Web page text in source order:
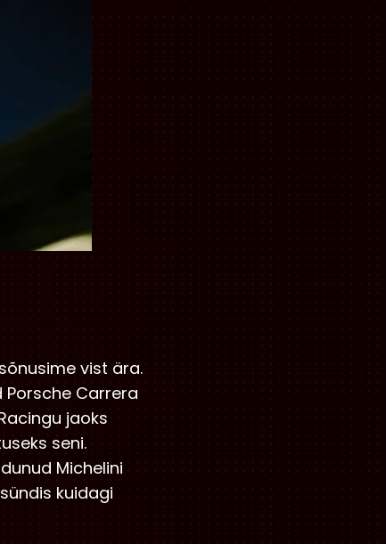
vist ära.
Carrera
jaoks
seni.
Michelini
kuidagi